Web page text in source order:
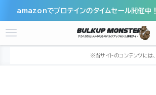
amazonでプロテインのタイムセール開催中！
福岡県 北九州市